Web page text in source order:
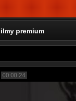
premium
00:00:24